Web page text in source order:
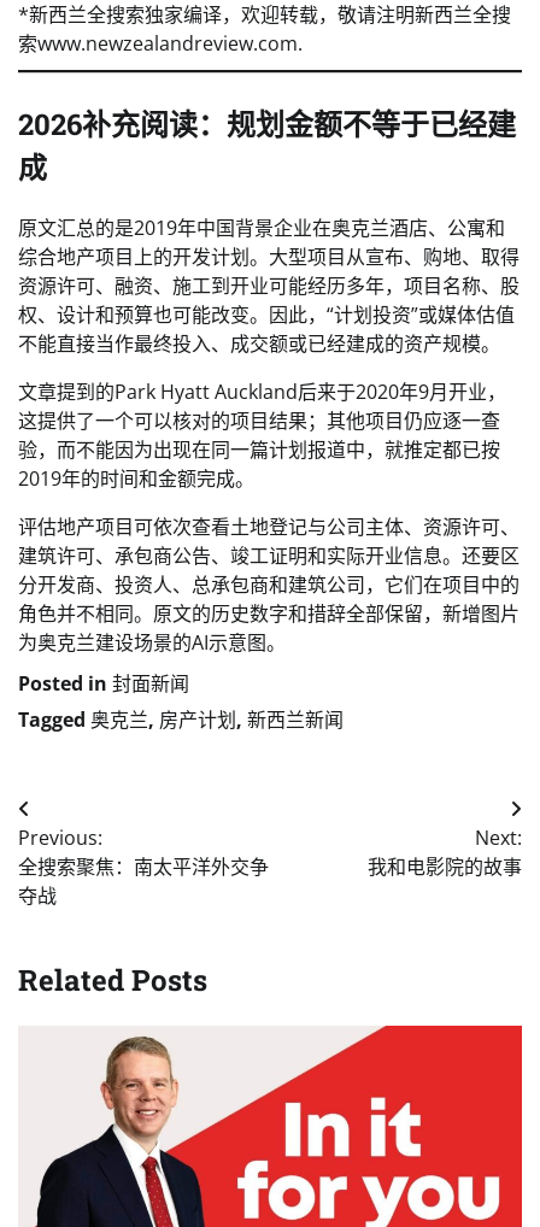
*新西兰全搜索独家编译，欢迎转载，敬请注明新西兰全搜
索www.newzealandreview.com.
2026补充阅读：规划金额不等于已经建
成
原文汇总的是2019年中国背景企业在奥克兰酒店、公寓和
综合地产项目上的开发计划。大型项目从宣布、购地、取得
资源许可、融资、施工到开业可能经历多年，项目名称、股
权、设计和预算也可能改变。因此，“计划投资”或媒体估值
不能直接当作最终投入、成交额或已经建成的资产规模。
文章提到的Park Hyatt Auckland后来于2020年9月开业，
这提供了一个可以核对的项目结果；其他项目仍应逐一查
验，而不能因为出现在同一篇计划报道中，就推定都已按
2019年的时间和金额完成。
评估地产项目可依次查看土地登记与公司主体、资源许可、
建筑许可、承包商公告、竣工证明和实际开业信息。还要区
分开发商、投资人、总承包商和建筑公司，它们在项目中的
角色并不相同。原文的历史数字和措辞全部保留，新增图片
为奥克兰建设场景的AI示意图。
Posted in 封面新闻
Tagged 奥克兰, 房产计划, 新西兰新闻
Post
navigation
Previous:
全搜索聚焦：南太平洋外交争
夺战
Next:
我和电影院的故事
Related Posts